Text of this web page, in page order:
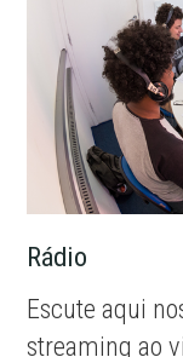
Rádio
Escute aqui
streaming ao